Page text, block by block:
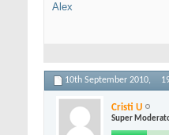
Alex
10th September 2010,
Cristi U
Super